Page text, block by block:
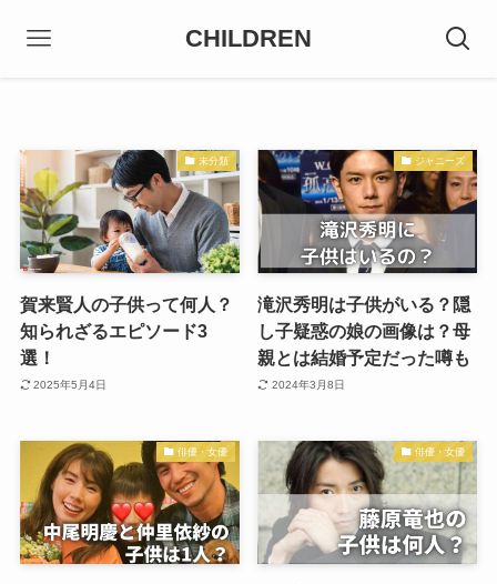
CHILDREN
未分類
賀来賢人の子供って何人？
知られざるエピソード3
選！
2025年5月4日
ジャニーズ
滝沢秀明は子供がいる？隠
し子疑惑の娘の画像は？母
親とは結婚予定だった噂も
2024年3月8日
俳優・女優 俳優・女優